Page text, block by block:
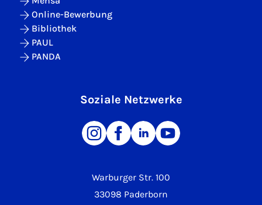
Warburger Str. 100
33098 Paderborn
Online-Bewerbung
Bibliothek
PAUL
PANDA
Soziale Netzwerke